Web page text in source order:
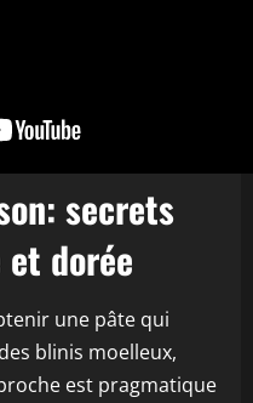
secrets
dorée
une pâte qui
blinis moelleux,
est pragmatique